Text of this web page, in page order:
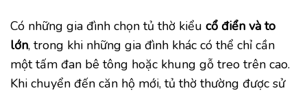
Có những gia đình chọn tủ thờ kiểu cổ điển và to
lớn, trong khi những gia đình khác có thể chỉ cần
một tấm đan bê tông hoặc khung gỗ treo trên cao.
Khi chuyển đến căn hộ mới, tủ thờ thường được sử